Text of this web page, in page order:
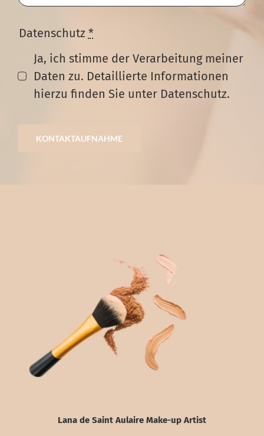
Datenschutz *
Ja, ich stimme der Verarbeitung meiner
Daten zu. Detaillierte Informationen
hierzu finden Sie unter Datenschutz.
KONTAKTAUFNAHME
Lana de Saint Aulaire Make-up Artist